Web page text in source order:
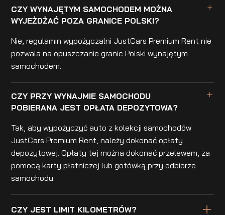
CZY WYNAJĘTYM SAMOCHODEM MOŻNA
WYJEŻDŻAĆ POZA GRANICE POLSKI?
Nie, regulamin wypożyczalni JustCars Premium Rent nie
pozwala na opuszczanie granic Polski wynajętym
samochodem.
CZY PRZY WYNAJMIE SAMOCHODU
POBIERANA JEST OPŁATA DEPOZYTOWA?
Tak, aby wypożyczyć auto z kolekcji samochodów
JustCars Premium Rent, należy dokonać opłaty
depozytowej. Opłaty tej można dokonać przelewem, za
pomocą karty płatniczej lub gotówką przy odbiorze
samochodu.
CZY JEST LIMIT KILOMETRÓW?